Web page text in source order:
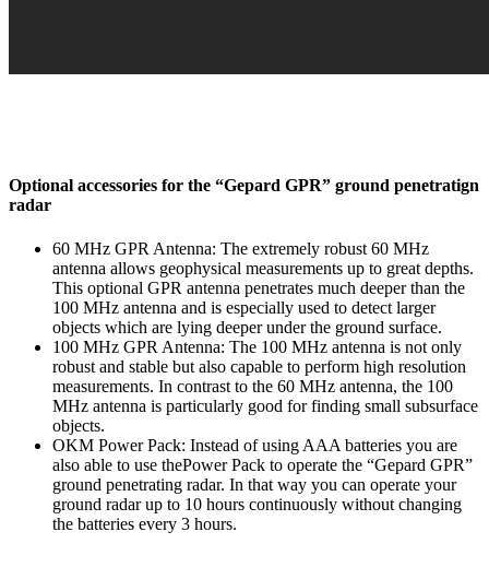
Optional accessories for the “Gepard GPR” ground penetratign
radar
60 MHz GPR Antenna: The extremely robust 60 MHz
antenna allows geophysical measurements up to great depths.
This optional GPR antenna penetrates much deeper than the
100 MHz antenna and is especially used to detect larger
objects which are lying deeper under the ground surface.
100 MHz GPR Antenna: The 100 MHz antenna is not only
robust and stable but also capable to perform high resolution
measurements. In contrast to the 60 MHz antenna, the 100
MHz antenna is particularly good for finding small subsurface
objects.
OKM Power Pack: Instead of using AAA batteries you are
also able to use thePower Pack to operate the “Gepard GPR”
ground penetrating radar. In that way you can operate your
ground radar up to 10 hours continuously without changing
the batteries every 3 hours.